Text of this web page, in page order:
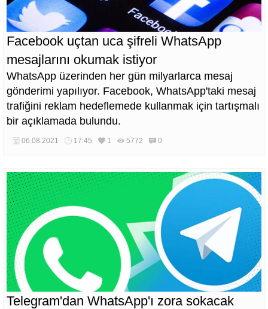
Facebook uçtan uca şifreli WhatsApp
mesajlarını okumak istiyor
WhatsApp üzerinden her gün milyarlarca mesaj
gönderimi yapılıyor. Facebook, WhatsApp'taki mesaj
trafiğini reklam hedeflemede kullanmak için tartışmalı
bir açıklamada bulundu.
06.08.2021 17:45 1 5772 0
Telegram'dan WhatsApp'ı zora sokacak